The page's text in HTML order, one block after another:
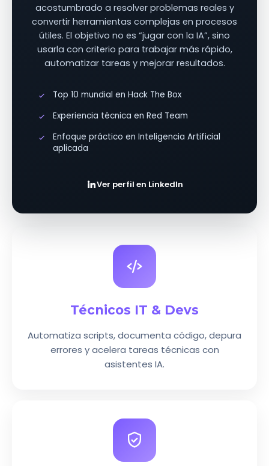
acostumbrado a resolver problemas reales y
convertir herramientas complejas en procesos
útiles. El objetivo no es “jugar con la IA”, sino
usarla con criterio para trabajar más rápido,
automatizar tareas y mejorar resultados.
Top 10 mundial en Hack The Box
Experiencia técnica en Red Team
Enfoque práctico en Inteligencia Artificial
aplicada
Ver perfil en LinkedIn
Técnicos IT & Devs
Automatiza scripts, documenta código, depura
errores y acelera tareas técnicas con
asistentes IA.